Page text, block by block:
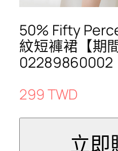
50% Fifty
紋短褲裙【期
02289860002
299 TWD